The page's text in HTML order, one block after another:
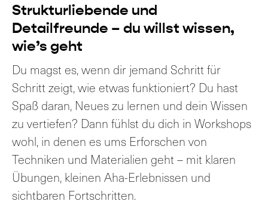
Strukturliebende und
Detailfreunde – du willst wissen,
wie’s geht
Du magst es, wenn dir jemand Schritt für
Schritt zeigt, wie etwas funktioniert? Du hast
Spaß daran, Neues zu lernen und dein Wissen
zu vertiefen? Dann fühlst du dich in Workshops
wohl, in denen es ums Erforschen von
Techniken und Materialien geht – mit klaren
Übungen, kleinen Aha-Erlebnissen und
sichtbaren Fortschritten.